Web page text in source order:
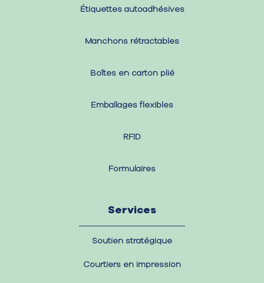
Étiquettes autoadhésives
Manchons rétractables
Boîtes en carton plié
Emballages flexibles
RFID
Formulaires
Services
Soutien stratégique
Courtiers en impression